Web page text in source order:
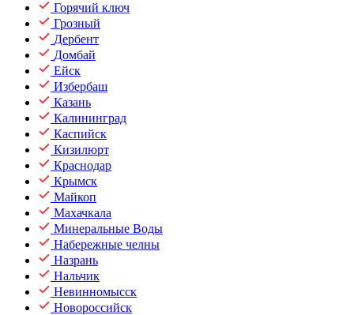
Горячий ключ
Грозный
Дербент
Домбай
Ейск
Избербаш
Казань
Калининград
Каспийск
Кизилюрт
Краснодар
Крымск
Майкоп
Махачкала
Минеральные Воды
Набережные челны
Назрань
Нальчик
Невинномысск
Новороссийск